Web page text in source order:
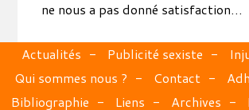
ne nous a pas donné satisfaction…
Actualités Publicité sexiste
Qui sommes nous ?
Contact
Bibliographie
Liens Archives